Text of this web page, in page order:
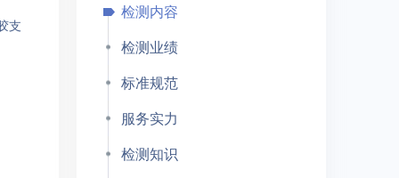
支
检测内容
检测业绩
标准规范
服务实力
检测知识